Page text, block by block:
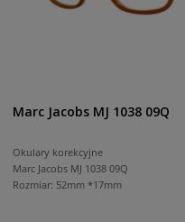
Marc Jacobs MJ 1038 09Q
Okulary korekcyjne
Marc Jacobs MJ 1038 09Q
Rozmiar: 52mm *17mm